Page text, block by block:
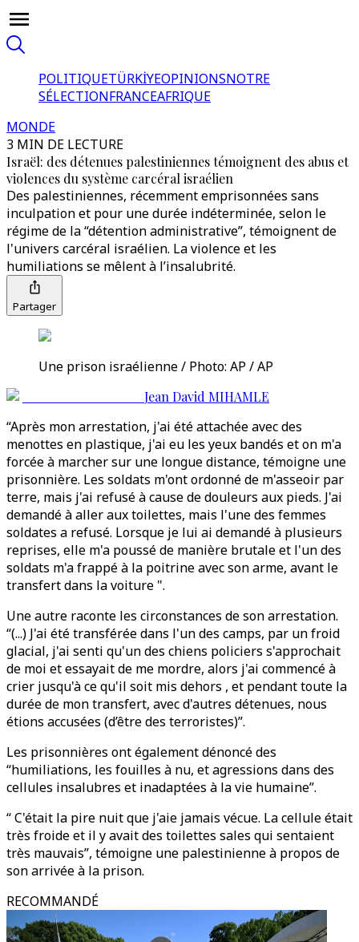
POLITIQUETÜRKİYEOPINIONSNOTRE
SÉLECTIONFRANCEAFRIQUE
MONDE
3 MIN DE LECTURE
Israël: des détenues palestiniennes témoignent des abus et
violences du système carcéral israélien
Des palestiniennes, récemment emprisonnées sans
inculpation et pour une durée indéterminée, selon le
régime de la “détention administrative”, témoignent de
l'univers carcéral israélien. La violence et les
humiliations se mêlent à l’insalubrité.
Partager
Une prison israélienne / Photo: AP / AP
Jean David MIHAMLE
“Après mon arrestation, j'ai été attachée avec des
menottes en plastique, j'ai eu les yeux bandés et on m'a
forcée à marcher sur une longue distance, témoigne une
prisonnière. Les soldats m'ont ordonné de m'asseoir par
terre, mais j'ai refusé à cause de douleurs aux pieds. J'ai
demandé à aller aux toilettes, mais l'une des femmes
soldates a refusé. Lorsque je lui ai demandé à plusieurs
reprises, elle m'a poussé de manière brutale et l'un des
soldats m'a frappé à la poitrine avec son arme, avant le
transfert dans la voiture ".
Une autre raconte les circonstances de son arrestation.
“(...) J'ai été transférée dans l'un des camps, par un froid
glacial, j'ai senti qu'un des chiens policiers s'approchait
de moi et essayait de me mordre, alors j'ai commencé à
crier jusqu'à ce qu'il soit mis dehors , et pendant toute la
durée de mon transfert, avec d'autres détenues, nous
étions accusées (d’être des terroristes)”.
Les prisonnières ont également dénoncé des
“humiliations, les fouilles à nu, et agressions dans des
cellules insalubres et inadaptées à la vie humaine”.
“ C'était la pire nuit que j'aie jamais vécue. La cellule était
très froide et il y avait des toilettes sales qui sentaient
très mauvais”, témoigne une palestinienne à propos de
son arrivée à la prison.
RECOMMANDÉ